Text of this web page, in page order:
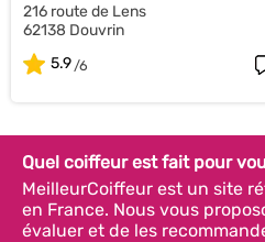
216 route de Lens
62138 Douvrin
5.9
Quel coiffeur est fait pour
MeilleurCoiffeur est un site
en France. Nous vous
évaluer et de les